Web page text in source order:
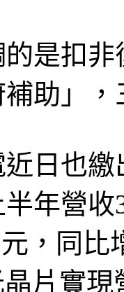
是扣
助」
日也
年營收
，同比
片實現